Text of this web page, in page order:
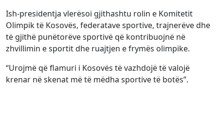
Ish-presidentja vlerësoi gjithashtu rolin e Komitetit
Olimpik të Kosovës, federatave sportive, trajnerëve dhe
të gjithë punëtorëve sportivë që kontribuojnë në
zhvillimin e sportit dhe ruajtjen e frymës olimpike.
“Urojmë që flamuri i Kosovës të vazhdojë të valojë
krenar në skenat më të mëdha sportive të botës”.